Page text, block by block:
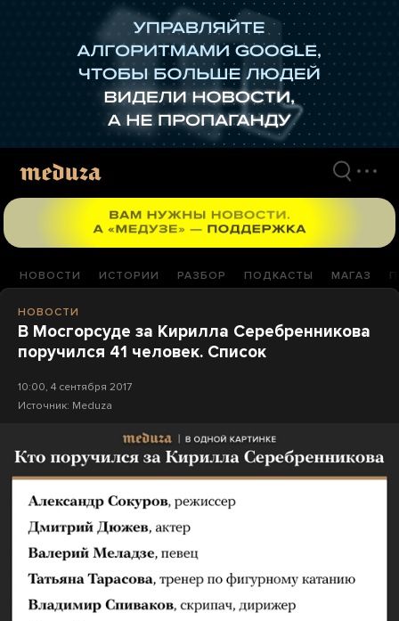
НОВОСТИ ИСТОРИИ РАЗБОР ПОДКАСТЫ МАГАЗ
НОВОСТИ
В Мосгорсуде за Кирилла Серебренникова
поручился 41 человек. Список
10:00, 4 сентября 2017
Источник: Meduza